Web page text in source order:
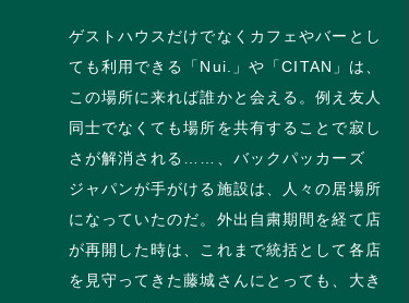
ゲストハウスだけでなくカフェやバーとし
ても利用できる「Nui.」や「CITAN」は、
この場所に来れば誰かと会える。例え友人
同士でなくても場所を共有することで寂し
さが解消される……、バックパッカーズ
ジャパンが手がける施設は、人々の居場所
になっていたのだ。外出自粛期間を経て店
が再開した時は、これまで統括として各店
を見守ってきた藤城さんにとっても、大き